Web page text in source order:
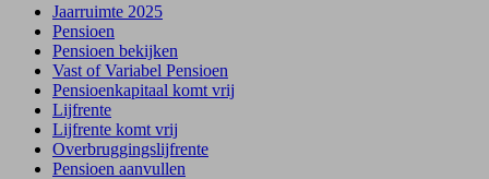
Jaarruimte 2025
Pensioen
Pensioen bekijken
Vast of Variabel Pensioen
Pensioenkapitaal komt vrij
Lijfrente
Lijfrente komt vrij
Overbruggingslijfrente
Pensioen aanvullen